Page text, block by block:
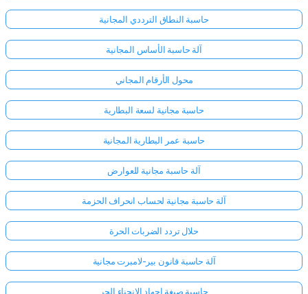
حاسبة النطاق الترددي المجانية
آلة حاسبة الأساس المجانية
محول الأرقام المجاني
حاسبة مجانية لسعة البطارية
حاسبة عمر البطارية المجانية
آلة حاسبة مجانية للعوارض
آلة حاسبة مجانية لحساب انحراف الحزمة
حلال تردد الضربات الحرة
آلة حاسبة قانون بير-لامبرت مجانية
حاسبة صيغة إجهاد الانحناء الحر